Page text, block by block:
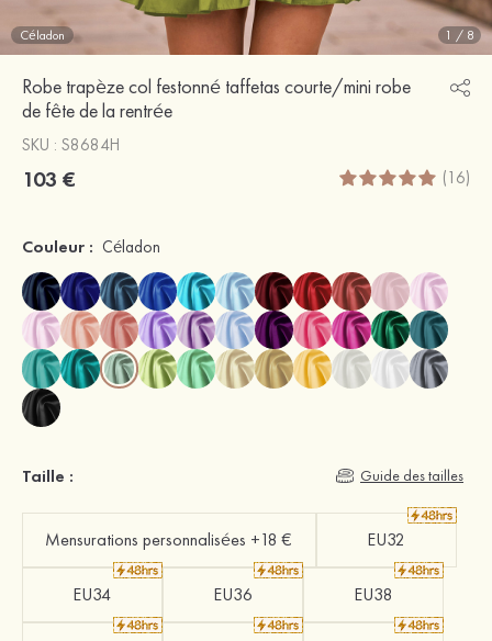
Céladon 1 / 8
Robe trapèze col festonné taffetas courte/mini robe
de fête de la rentrée
SKU : S8684H
103 € (16)
Couleur : Céladon
Taille : Guide des tailles
Mensurations personnalisées +18 € EU32
EU34 EU36 EU38